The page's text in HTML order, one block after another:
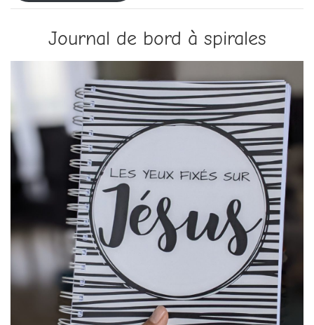
Journal de bord à spirales